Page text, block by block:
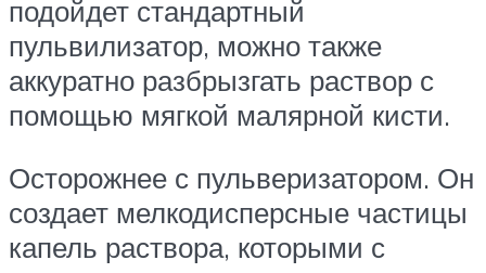
подойдет стандартный
пульвилизатор, можно также
аккуратно разбрызгать раствор с
помощью мягкой малярной кисти.
Осторожнее с пульверизатором. Он
создает мелкодисперсные частицы
капель раствора, которыми с